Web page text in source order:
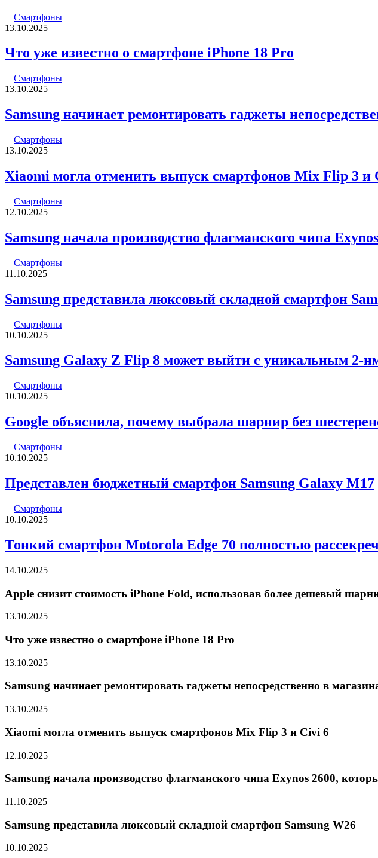
Смартфоны
13.10.2025
Что уже известно о смартфоне iPhone 18 Pro
Смартфоны
13.10.2025
Samsung начинает ремонтировать гаджеты
Смартфоны
13.10.2025
Xiaomi могла отменить выпуск смартфонов Mix Flip 3 и
Смартфоны
12.10.2025
Samsung начала производство флагманского чипа
Смартфоны
11.10.2025
Samsung представила люксовый складной смартфон
Смартфоны
10.10.2025
Samsung Galaxy Z Flip 8 может выйти с уникальным 2-
Смартфоны
10.10.2025
Google объяснила, почему выбрала шарнир без
Смартфоны
10.10.2025
Представлен бюджетный смартфон Samsung Galaxy M17
Смартфоны
10.10.2025
Тонкий смартфон Motorola Edge 70 полностью
14.10.2025
Apple снизит стоимость iPhone Fold, использовав более дешевый
13.10.2025
Что уже известно о смартфоне iPhone 18 Pro
13.10.2025
Samsung начинает ремонтировать гаджеты непосредственно в
13.10.2025
Xiaomi могла отменить выпуск смартфонов Mix Flip 3 и Civi 6
12.10.2025
Samsung начала производство флагманского чипа Exynos 2600,
11.10.2025
Samsung представила люксовый складной смартфон Samsung W26
10.10.2025